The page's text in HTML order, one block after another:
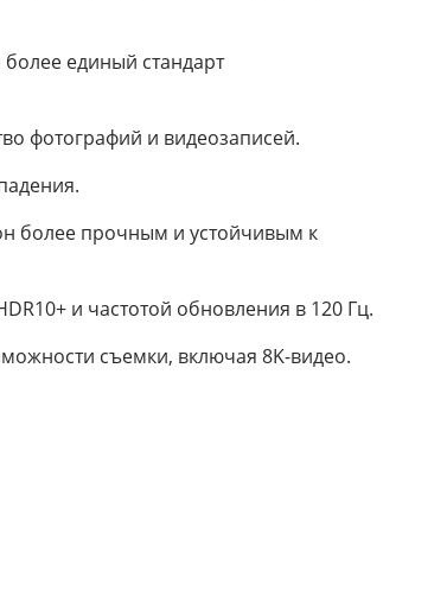
единый стандарт
фотографий и видеозаписей.
более прочным и устойчивым к
и частотой обновления в 120 Гц.
съемки, включая 8K-видео.